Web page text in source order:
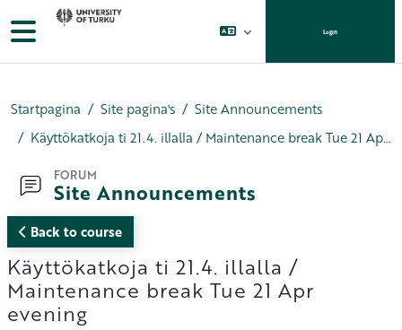
Ga naar hoofdinhoud
Zijpaneel Login
Startpagina Site pagina's
Site Announcements
Käyttökatkoja ti 21.4. illalla / Maintenance break Tue 21 Apr evening
FORUM
Site Announcements
Back to course
Käyttökatkoja ti 21.4. illalla /
Maintenance break Tue 21 Apr
evening